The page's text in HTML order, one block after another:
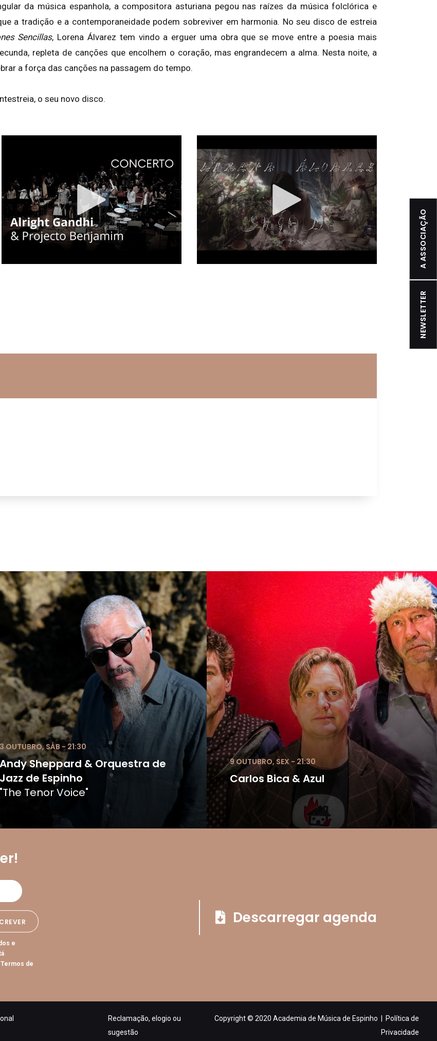
da música espanhola, a compositora asturiana pegou nas raízes da música folclórica e
a tradição e a contemporaneidade podem sobreviver em harmonia. No seu disco de estreia
Sencillas, Lorena Álvarez tem vindo a erguer uma obra que se move entre a poesia mais
repleta de canções que encolhem o coração, mas engrandecem a alma. Nesta noite, a
a força das canções na passagem do tempo.
o seu novo disco.
3 OUTUBRO, SÁB - 21:30
Andy Sheppard & Orquestra de
Jazz de Espinho
"The Tenor Voice"
9 OUTUBRO, SEX - 21:30
Carlos Bica & Azul
e
Termos de
Descarregar agenda
Reclamação, elogio ou
sugestão
Copyright © 2020 Academia de Música de Espinho |
Política de
Privacidade
NEWSLETTER
A ASSOCIAÇÃO